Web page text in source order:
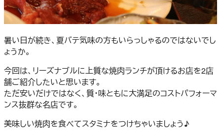
暑い日が続き、夏バテ気味の方もいらっしゃるのではないでし
ょうか。
今回は、リーズナブルに上質な焼肉ランチが頂けるお店を2店
舗ご紹介したいと思います。
ただ安いだけではなく、質・味ともに大満足のコストパフォーマ
ンス抜群な名店です。
美味しい焼肉を食べてスタミナをつけちゃいましょう♪